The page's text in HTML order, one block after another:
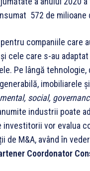
572 de milioane
companiile care
cele care s-au
Pe lângă
imobiliarele
social,
industrii poate
vor evalua
M&A, având în
Coordonator